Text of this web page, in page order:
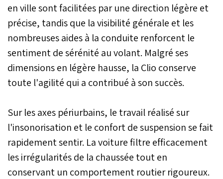
en ville sont facilitées par une direction légère et
précise, tandis que la visibilité générale et les
nombreuses aides à la conduite renforcent le
sentiment de sérénité au volant. Malgré ses
dimensions en légère hausse, la Clio conserve
toute l'agilité qui a contribué à son succès.
Sur les axes périurbains, le travail réalisé sur
l'insonorisation et le confort de suspension se fait
rapidement sentir. La voiture filtre efficacement
les irrégularités de la chaussée tout en
conservant un comportement routier rigoureux.